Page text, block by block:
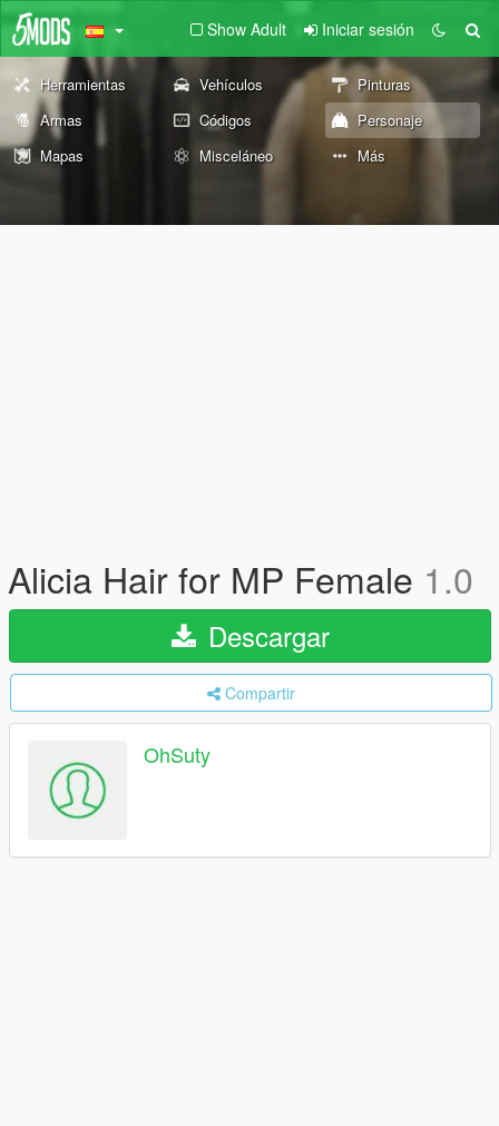
Show Adult Iniciar sesión
Herramientas Vehículos
Pinturas
Armas
Códigos
Personaje
Mapas
Misceláneo Más
Alicia Hair for MP Female 1.0
Descargar
Compartir
OhSuty